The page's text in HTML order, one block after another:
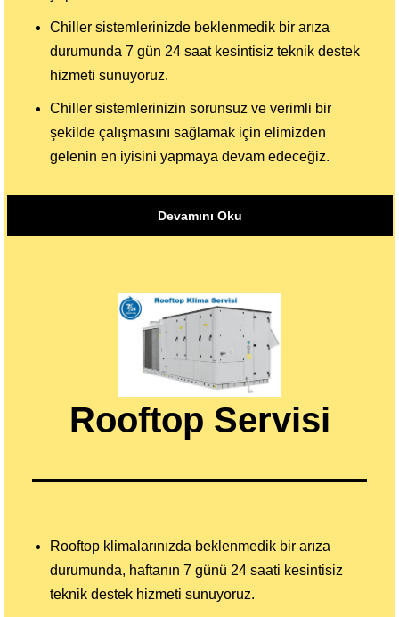
Chiller sistemlerinizde beklenmedik bir arıza
durumunda 7 gün 24 saat kesintisiz teknik destek
hizmeti sunuyoruz.
Chiller sistemlerinizin sorunsuz ve verimli bir
şekilde çalışmasını sağlamak için elimizden
gelenin en iyisini yapmaya devam edeceğiz.
Devamını Oku
Rooftop Servisi
Rooftop klimalarınızda beklenmedik bir arıza
durumunda, haftanın 7 günü 24 saati kesintisiz
teknik destek hizmeti sunuyoruz.